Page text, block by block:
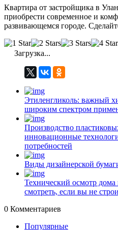
Квартира от застройщика в
приобрести современное и
развивающемся городе.
Загрузка...
Этиленгликоль: важный
широким спектром
Производство
инновационные
потребностей
Виды дизайнерской
Технический осмотр
смотреть, если вы не
0 Комментариев
Популярные